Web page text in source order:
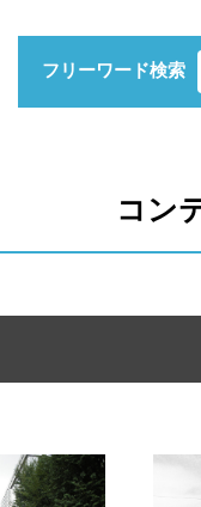
フリーワード検索
コン